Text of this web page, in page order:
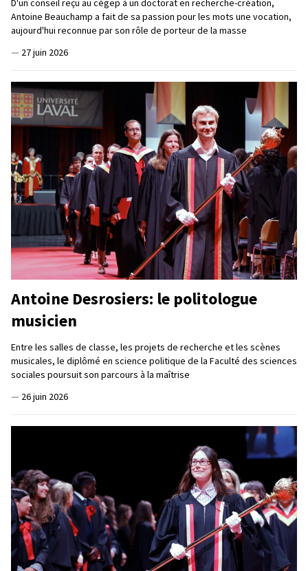
D'un conseil reçu au cégep à un doctorat en recherche-création,
Antoine Beauchamp a fait de sa passion pour les mots une vocation,
aujourd'hui reconnue par son rôle de porteur de la masse
— 27 juin 2026
Antoine Desrosiers: le politologue
musicien
Entre les salles de classe, les projets de recherche et les scènes
musicales, le diplômé en science politique de la Faculté des sciences
sociales poursuit son parcours à la maîtrise
— 26 juin 2026